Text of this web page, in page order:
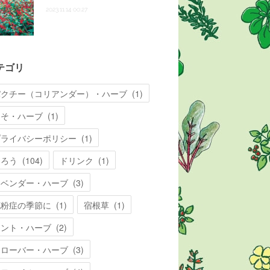
2023.11.14 00:27
ゴリ
チー（コリアンダー）・ハーブ (1)
・ハーブ (1)
イバシーポリシー (1)
う (104) ドリンク (1)
ンダー・ハーブ (3)
症の季節に (1) 宿根草 (1)
ト・ハーブ (2)
ーバー・ハーブ (3)